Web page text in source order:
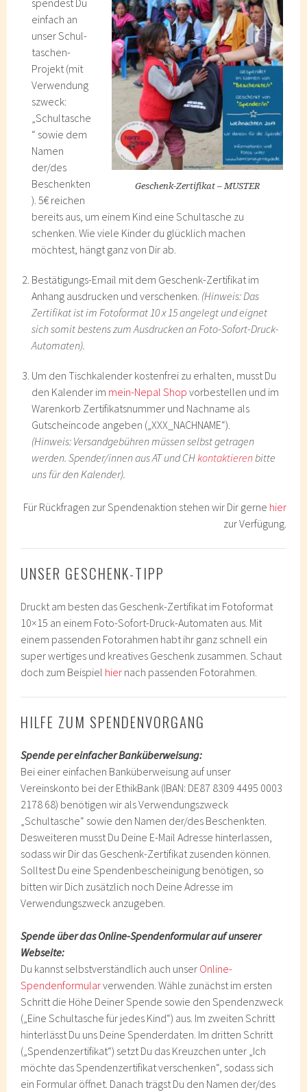
Geschenk-Zertifikat – MUSTER
spendest Du
einfach an
unser Schul­
taschen­-
Projekt (mit
Verwendung
s­zweck:
„Schultasche
“ sowie dem
Namen
der/des
Beschenkten
). 5€ reichen
bereits aus, um einem Kind eine Schultasche zu
schenken. Wie viele Kinder du glücklich machen
möchtest, hängt ganz von Dir ab.
Bestätigungs-Email mit dem Geschenk-Zertifikat im
Anhang ausdrucken und verschenken. (Hinweis: Das
Zertifikat ist im Fotoformat 10 x 15 angelegt und eignet
sich somit bestens zum Ausdrucken an Foto-Sofort-Druck-
Automaten).
Um den Tischkalender kostenfrei zu erhalten, musst Du
den Kalender im mein-Nepal Shop vorbestellen und im
Warenkorb Zertifikatsnummer und Nachname als
Gutscheincode angeben („XXX_NACHNAME“).
(Hinweis: Versandgebühren müssen selbst getragen
werden. Spender/innen aus AT und CHkontaktierenbitte
uns für den Kalender).
Für Rückfragen zur Spendenaktion stehen wir Dir gerne hier
zur Verfügung.
UNSER GESCHENK-TIPP
Druckt am besten das Geschenk-Zertifikat im Fotoformat
10×15 an einem Foto-Sofort-Druck-Automaten aus. Mit
einem passenden Fotorahmen habt ihr ganz schnell ein
super wertiges und kreatives Geschenk zusammen. Schaut
doch zum Beispiel hier nach passenden Fotorahmen.
HILFE ZUM SPENDENVORGANG
Spende per einfacher Banküberweisung:
Bei einer einfachen Banküberweisung auf unser
Vereinskonto bei der EthikBank (IBAN: DE87 8309 4495 0003
2178 68) benötigen wir als Verwendungszweck
„Schultasche“ sowie den Namen der/des Beschenkten.
Desweiteren musst Du Deine E-Mail Adresse hinterlassen,
sodass wir Dir das Geschenk-Zertifikat zusenden können.
Solltest Du eine Spendenbescheinigung benötigen, so
bitten wir Dich zusätzlich noch Deine Adresse im
Verwendungszweck anzugeben.
Spende über das Online-Spendenformular auf unserer
Webseite:
Du kannst selbstverständlich auch unser Online-
Spendenformularverwenden. Wähle zunächst im ersten
Schritt die Höhe Deiner Spende sowie den Spendenzweck
(„Eine Schultasche für jedes Kind“) aus. Im zweiten Schritt
hinterlässt Du uns Deine Spenderdaten. Im dritten Schritt
(„Spendenzertifikat“) setzt Du das Kreuzchen unter „Ich
möchte das Spendenzertifikat verschenken“, sodass sich
ein Formular öffnet. Danach trägst Du den Namen der/des